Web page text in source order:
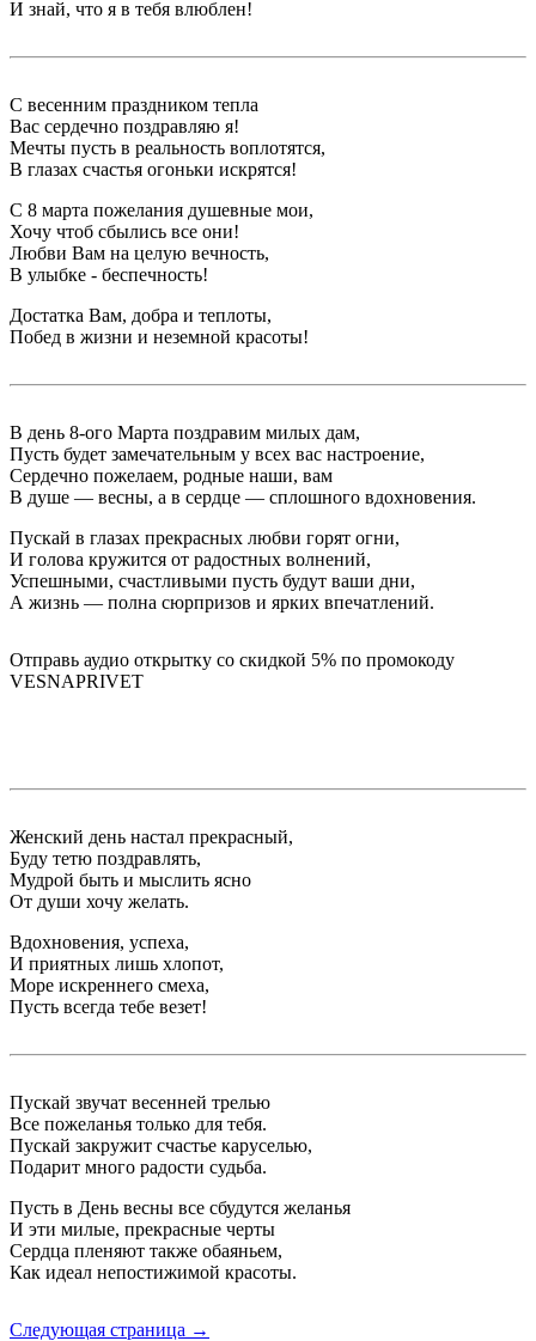
И знай, что я в тебя влюблен!
С весенним праздником тепла
Вас сердечно поздравляю я!
Мечты пусть в реальность воплотятся,
В глазах счастья огоньки искрятся!
С 8 марта пожелания душевные мои,
Хочу чтоб сбылись все они!
Любви Вам на целую вечность,
В улыбке - беспечность!
Достатка Вам, добра и теплоты,
Побед в жизни и неземной красоты!
В день 8-ого Марта поздравим милых дам,
Пусть будет замечательным у всех вас настроение,
Сердечно пожелаем, родные наши, вам
В душе — весны, а в сердце — сплошного вдохновения.
Пускай в глазах прекрасных любви горят огни,
И голова кружится от радостных волнений,
Успешными, счастливыми пусть будут ваши дни,
А жизнь — полна сюрпризов и ярких впечатлений.
Отправь аудио открытку со скидкой 5% по промокоду
VESNAPRIVET
Женский день настал прекрасный,
Буду тетю поздравлять,
Мудрой быть и мыслить ясно
От души хочу желать.
Вдохновения, успеха,
И приятных лишь хлопот,
Море искреннего смеха,
Пусть всегда тебе везет!
Пускай звучат весенней трелью
Все пожеланья только для тебя.
Пускай закружит счастье каруселью,
Подарит много радости судьба.
Пусть в День весны все сбудутся желанья
И эти милые, прекрасные черты
Сердца пленяют также обаяньем,
Как идеал непостижимой красоты.
Следующая страница →